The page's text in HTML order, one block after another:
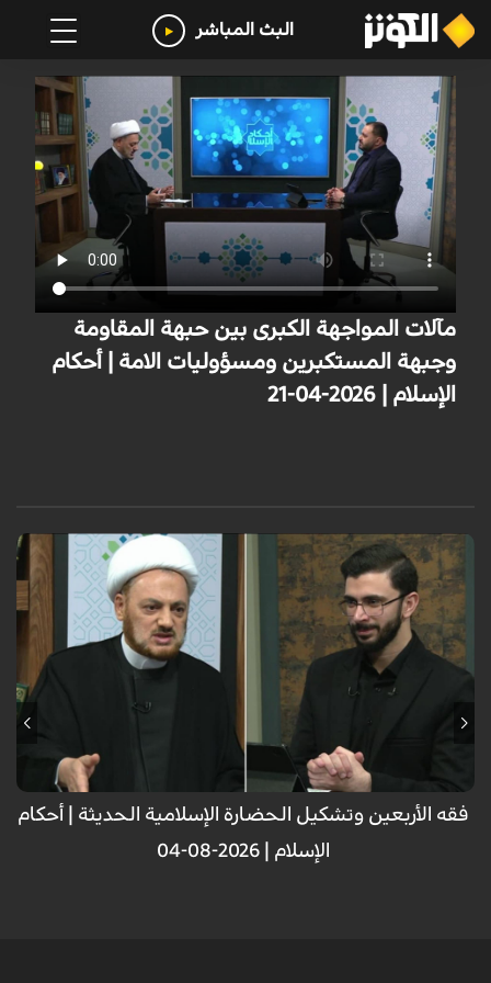
البث المباشر
مآلات المواجهة الكبرى بين حبهة المقاومة
وجبهة المستكبرين ومسؤوليات الامة | أحكام
الإسلام | 2026-04-21
فقه الأربعين وتشكيل الحضارة الإسلامية الحديثة | أحکام
الإسلام | 2026-08-04